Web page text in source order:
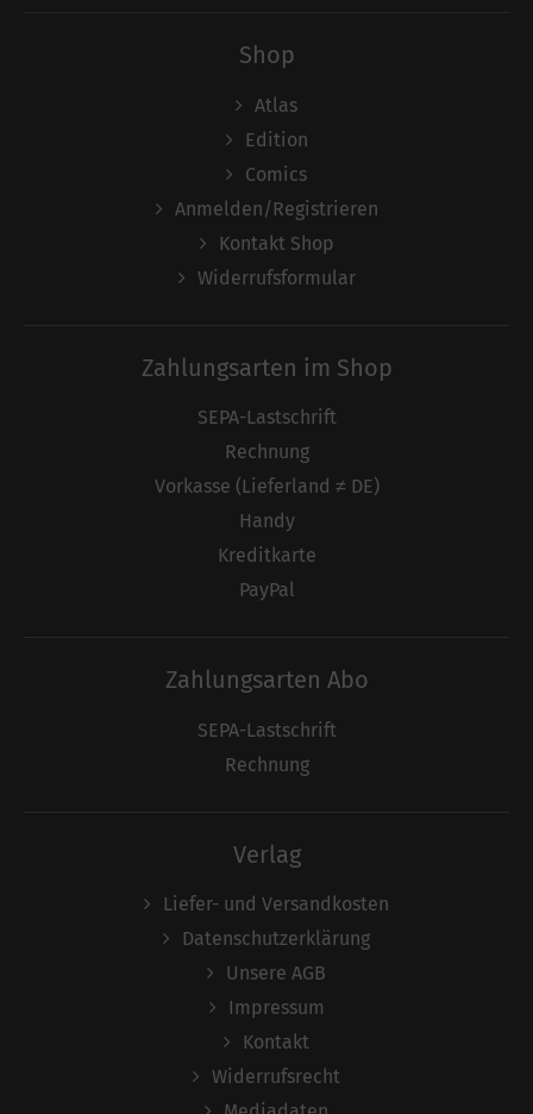
Shop
Atlas
Edition
Comics
Anmelden/Registrieren
Kontakt Shop
Widerrufsformular
Zahlungsarten im Shop
SEPA-Lastschrift
Rechnung
Vorkasse (Lieferland ≠ DE)
Handy
Kreditkarte
PayPal
Zahlungsarten Abo
SEPA-Lastschrift
Rechnung
Verlag
Liefer- und Versandkosten
Datenschutzerklärung
Unsere AGB
Impressum
Kontakt
Widerrufsrecht